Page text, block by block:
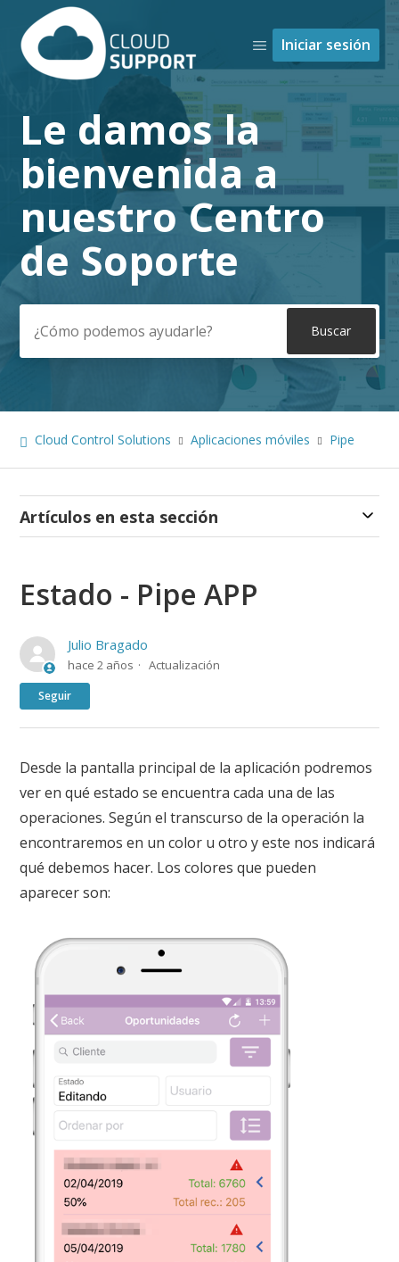
Iniciar sesión
Búsqueda
Le damos la
bienvenida a
nuestro Centro
de Soporte
Cloud Control Solutions Aplicaciones móviles Pipe
Artículos en esta sección
Estado - Pipe APP
Julio Bragado
hace 2 años Actualización
Seguir
Desde la pantalla principal de la aplicación podremos
ver en qué estado se encuentra cada una de las
operaciones. Según el transcurso de la operación la
encontraremos en un color u otro y este nos indicará
qué debemos hacer. Los colores que pueden
aparecer son: